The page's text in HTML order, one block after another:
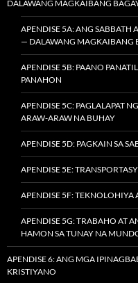
DALAWANG MAGKAIBANG
APENDISE 5A: ANG SABBATH
— DALAWANG MAGKAIBANG
APENDISE 5B: PAANO
PANAHON
APENDISE 5C: PAGLALAPAT
ARAW-ARAW NA BUHAY
APENDISE 5D: PAGKAIN SA
APENDISE 5E:
APENDISE 5F: TEKNOLOHIYA
APENDISE 5G: TRABAHO AT
HAMON SA TUNAY NA
APENDISE 6: ANG MGA
KRISTIYANO